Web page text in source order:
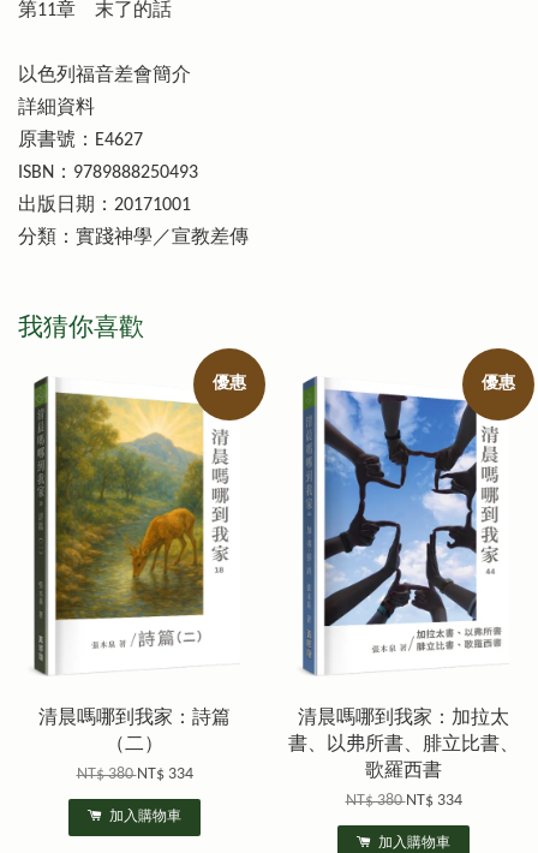
第11章 末了的話
以色列福音差會簡介
詳細資料
原書號：E4627
ISBN：9789888250493
出版日期：20171001
分類：實踐神學／宣教差傳
我猜你喜歡
優惠
清晨嗎哪到我家：詩篇
（二）
NT$ 380NT$ 334
加入購物車
優惠
清晨嗎哪到我家：加拉太
書、以弗所書、腓立比書、
歌羅西書
NT$ 380NT$ 334
加入購物車